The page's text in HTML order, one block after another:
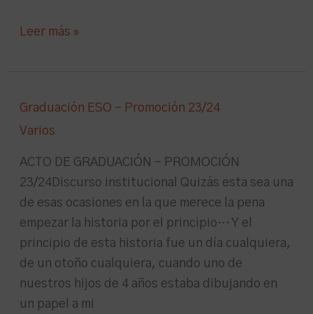
Leer más »
Graduación ESO – Promoción 23/24
Varios
ACTO DE GRADUACIÓN – PROMOCIÓN
23/24Discurso institucional Quizás esta sea una
de esas ocasiones en la que merece la pena
empezar la historia por el principio… Y el
principio de esta historia fue un día cualquiera,
de un otoño cualquiera, cuando uno de
nuestros hijos de 4 años estaba dibujando en
un papel a mi
Graduación
Promoción
23/24